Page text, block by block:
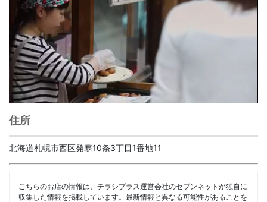
住所
北海道札幌市西区発寒10条3丁目1番地11
こちらのお店の情報は、チラシプラス運営会社のセブンネットが独自に
収集した情報を掲載しています。最新情報と異なる可能性があることを